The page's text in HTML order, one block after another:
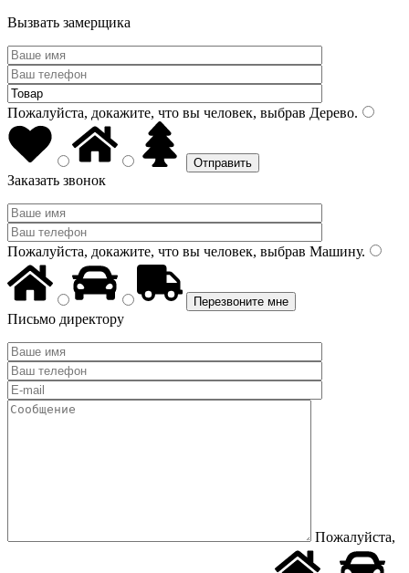
Вызвать замерщика
Пожалуйста, докажите, что вы человек, выбрав Дерево.
Заказать звонок
Пожалуйста, докажите, что вы человек, выбрав Машину.
Письмо директору
Пожалуйста,